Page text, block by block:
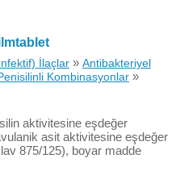
İlaçlar » Antibakteriyel
Kombinasyonlar »
aktivitesine eşdeğer
asit aktivitesine eşdeğer
875/125), boyar madde